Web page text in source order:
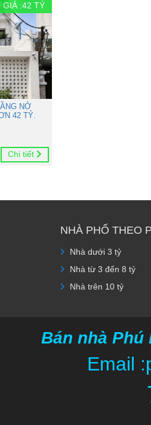
GIÁ :42 TỶ
NỞ
42 TỶ.
Chi tiết
NHÀ PHỐ THEO
Nhà dưới 3 tỷ
Nhà từ 3 đến 8 tỷ
Nhà trên 10 tỷ
Bán nhà Phú
Email